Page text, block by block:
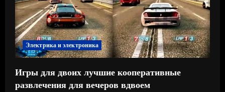
Электрика и электроника
Игры для двоих лучшие кооперативные
развлечения для вечеров вдвоем